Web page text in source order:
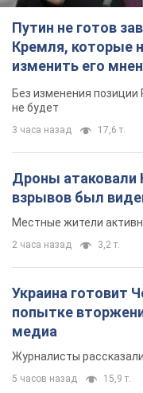
Путин не готов
Кремля, которые
изменить его
Без изменения
не будет
3 часа назад 17,6 т.
Дроны атаковали
взрывов был
Местные жители
2 часа назад 3,2 т.
Украина готовит
попытке
медиа
Журналисты
5 часов назад 15,9 т.